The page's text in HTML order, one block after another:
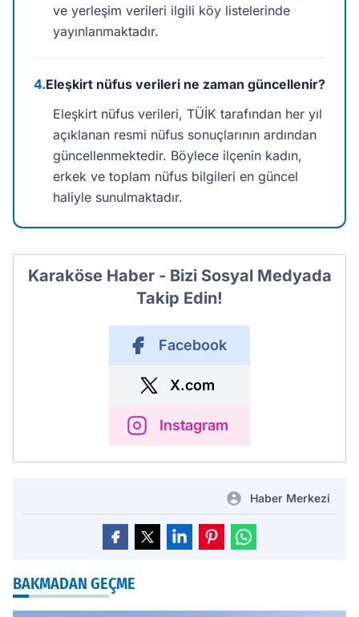
ve yerleşim verileri ilgili köy listelerinde
yayınlanmaktadır.
4.Eleşkirt nüfus verileri ne zaman güncellenir?
Eleşkirt nüfus verileri, TÜİK tarafından her yıl
açıklanan resmi nüfus sonuçlarının ardından
güncellenmektedir. Böylece ilçenin kadın,
erkek ve toplam nüfus bilgileri en güncel
haliyle sunulmaktadır.
Karaköse Haber - Bizi Sosyal Medyada
Takip Edin!
Facebook
X.com
Instagram
Haber Merkezi
BAKMADAN GEÇME